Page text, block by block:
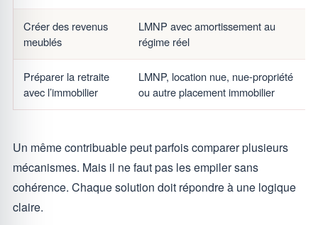
Créer des revenus
meublés
LMNP avec amortissement au
régime réel
Préparer la retraite
avec l’immobilier
LMNP, location nue, nue-propriété
ou autre placement immobilier
Un même contribuable peut parfois comparer plusieurs
mécanismes. Mais il ne faut pas les empiler sans
cohérence. Chaque solution doit répondre à une logique
claire.